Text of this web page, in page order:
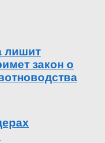
лишит
закон о